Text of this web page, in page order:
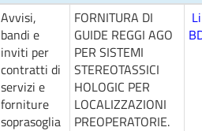
Avvisi,
bandi e
inviti per
contratti di
servizi e
forniture
soprasoglia
FORNITURA DI
GUIDE REGGI AGO
PER SISTEMI
STEREOTASSICI
HOLOGIC PER
LOCALIZZAZIONI
PREOPERATORIE.